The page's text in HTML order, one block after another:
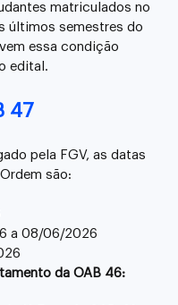
matriculados no
últimos semestres do
essa condição
edital.
47
pela FGV, as datas
são:
a 08/06/2026
da OAB 46: